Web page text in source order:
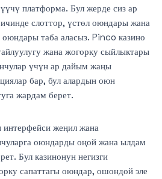
платформа. Бул жерде сиз ар
слоттор, үстөл оюндары жана
таба аласыз. Pinco казино
жана жогорку сыйлыктары
үчүн ар дайым жаңы
бар, бул алардын оюн
жардам берет.
жеңил жана
оюндарды оңой жана ылдам
Бул казинонун негизги
сапаттагы оюндар, ошондой эле